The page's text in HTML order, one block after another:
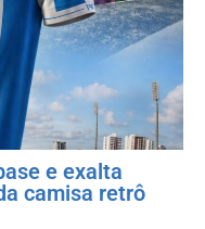
e exalta
camisa retrô